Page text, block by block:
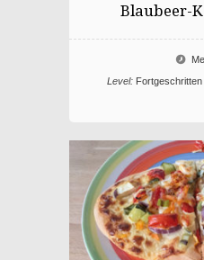
Blaubeer-
Level: Fortgeschritten